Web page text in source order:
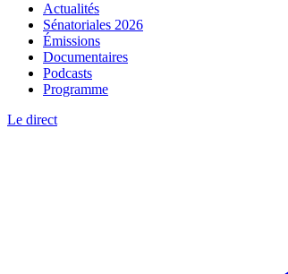
Actualités
Sénatoriales 2026
Émissions
Documentaires
Podcasts
Programme
Le direct